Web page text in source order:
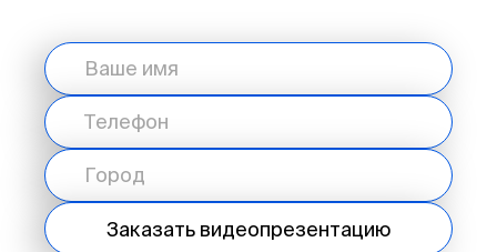
Заказать видеопрезентацию